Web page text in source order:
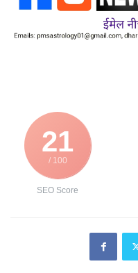
21
/ 100
SEO Score